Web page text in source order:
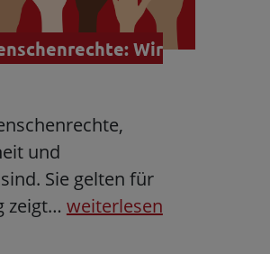
Wir
und
Sie gelten für
zeigt… weiterlesen